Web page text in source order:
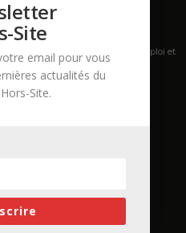
relation sur les marchés B2B, emploi et
de la construction Hors Site.
Site
email pour vous
actualités du
Site.